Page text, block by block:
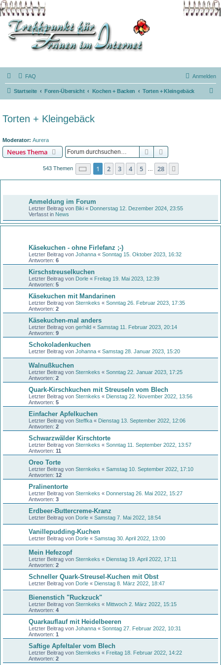
FAQ Anmelden
Startseite Foren-Übersicht Kochen + Backen Torten + Kleingebäck
Torten + Kleingebäck
Moderator: Aurera
Neues Thema Suche
543 Themen Seite 1von 28
1 2 3 4 5 28
Anmeldung im Forum
Letzter Beitrag von Biki « Donnerstag 12. Dezember 2024, 23:55
Verfasst in News
Käsekuchen - ohne Firlefanz ;-)
Letzter Beitrag von Johanna « Sonntag 15. Oktober 2023, 16:32
Antworten: 6
Kirschstreuselkuchen
Letzter Beitrag von Dorle « Freitag 19. Mai 2023, 12:39
Antworten: 5
Käsekuchen mit Mandarinen
Letzter Beitrag von Sternkeks « Sonntag 26. Februar 2023, 17:35
Antworten: 2
Käsekuchen-mal anders
Letzter Beitrag von gerhild « Samstag 11. Februar 2023, 20:14
Antworten: 9
Schokoladenkuchen
Letzter Beitrag von Johanna « Samstag 28. Januar 2023, 15:20
Walnußkuchen
Letzter Beitrag von Sternkeks « Sonntag 22. Januar 2023, 17:25
Antworten: 2
Quark-Kirschkuchen mit Streuseln vom Blech
Letzter Beitrag von Sternkeks « Dienstag 22. November 2022, 13:56
Antworten: 5
Einfacher Apfelkuchen
Letzter Beitrag von Steffka « Dienstag 13. September 2022, 12:06
Antworten: 2
Schwarzwälder Kirschtorte
Letzter Beitrag von Sternkeks « Sonntag 11. September 2022, 13:57
Antworten: 11
Oreo Torte
Letzter Beitrag von Sternkeks « Samstag 10. September 2022, 17:10
Antworten: 12
Pralinentorte
Letzter Beitrag von Sternkeks « Donnerstag 26. Mai 2022, 15:27
Antworten: 3
Erdbeer-Buttercreme-Kranz
Letzter Beitrag von Dorle « Samstag 7. Mai 2022, 18:54
Vanillepudding-Kuchen
Letzter Beitrag von Dorle « Samstag 30. April 2022, 13:00
Mein Hefezopf
Letzter Beitrag von Sternkeks « Dienstag 19. April 2022, 17:11
Antworten: 2
Schneller Quark-Streusel-Kuchen mit Obst
Letzter Beitrag von Dorle « Dienstag 8. März 2022, 18:47
Bienenstich "Ruckzuck"
Letzter Beitrag von Sternkeks « Mittwoch 2. März 2022, 15:15
Antworten: 4
Quarkauflauf mit Heidelbeeren
Letzter Beitrag von Johanna « Sonntag 27. Februar 2022, 10:31
Antworten: 1
Saftige Apfeltaler vom Blech
Letzter Beitrag von Sternkeks « Freitag 18. Februar 2022, 14:22
Antworten: 2